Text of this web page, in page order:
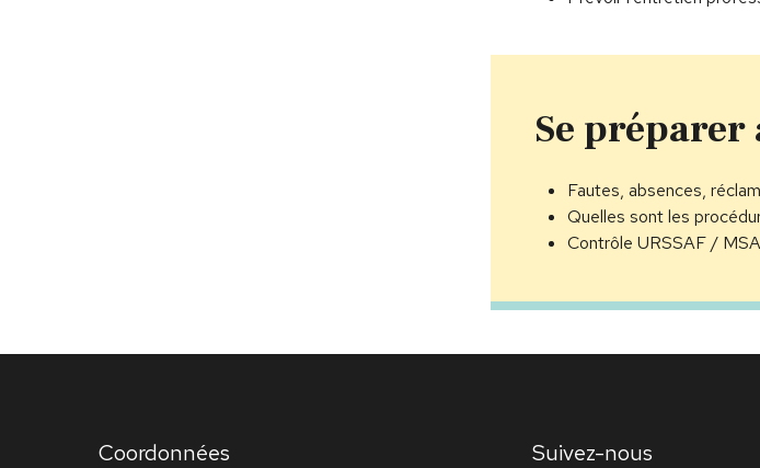
Se
Fautes, absences,
Quelles sont les
Contrôle URSSAF /
Coordonnées Suivez-nous